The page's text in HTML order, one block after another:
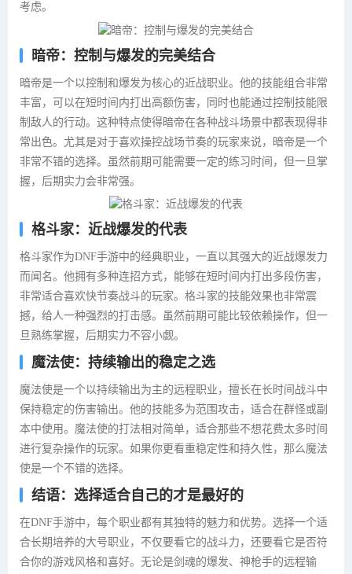
考虑。
暗帝：控制与爆发的完美结合
暗帝是一个以控制和爆发为核心的近战职业。他的技能组合非常
丰富，可以在短时间内打出高额伤害，同时也能通过控制技能限
制敌人的行动。这种特点使得暗帝在各种战斗场景中都表现得非
常出色。尤其是对于喜欢操控战场节奏的玩家来说，暗帝是一个
非常不错的选择。虽然前期可能需要一定的练习时间，但一旦掌
握，后期实力会非常强。
格斗家：近战爆发的代表
格斗家作为DNF手游中的经典职业，一直以其强大的近战爆发力
而闻名。他拥有多种连招方式，能够在短时间内打出多段伤害，
非常适合喜欢快节奏战斗的玩家。格斗家的技能效果也非常震
撼，给人一种强烈的打击感。虽然前期可能比较依赖操作，但一
旦熟练掌握，后期实力不容小觑。
魔法使：持续输出的稳定之选
魔法使是一个以持续输出为主的远程职业，擅长在长时间战斗中
保持稳定的伤害输出。他的技能多为范围攻击，适合在群怪或副
本中使用。魔法使的打法相对简单，适合那些不想花费太多时间
进行复杂操作的玩家。如果你更看重稳定性和持久性，那么魔法
使是一个不错的选择。
结语：选择适合自己的才是最好的
在DNF手游中，每个职业都有其独特的魅力和优势。选择一个适
合长期培养的大号职业，不仅要看它的战斗力，还要看它是否符
合你的游戏风格和喜好。无论是剑魂的爆发、神枪手的远程输